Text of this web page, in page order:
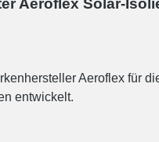
Aeroflex Solar-
Aeroflex für
entwickelt.